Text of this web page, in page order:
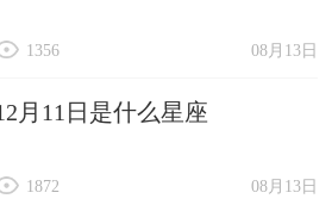
08月13日
1356
月11日是什么星座
08月13日
1872